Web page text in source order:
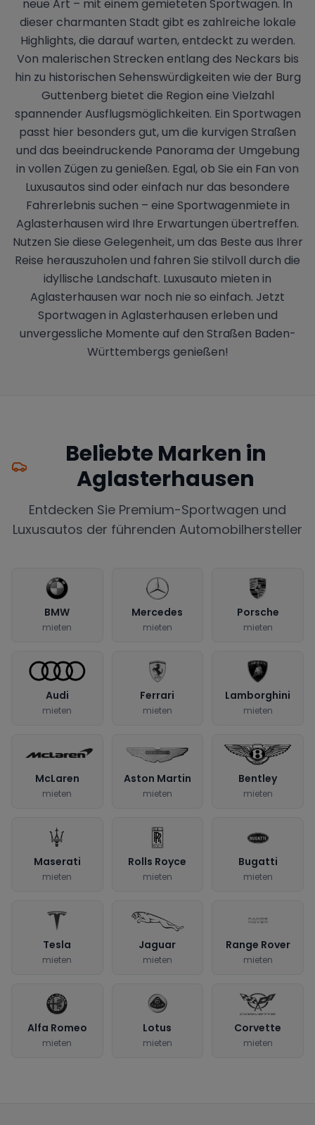
neue Art – mit einem gemieteten Sportwagen. In
dieser charmanten Stadt gibt es zahlreiche lokale
Highlights, die darauf warten, entdeckt zu werden.
Von malerischen Strecken entlang des Neckars bis
hin zu historischen Sehenswürdigkeiten wie der Burg
Guttenberg bietet die Region eine Vielzahl
spannender Ausflugsmöglichkeiten. Ein Sportwagen
passt hier besonders gut, um die kurvigen Straßen
und das beeindruckende Panorama der Umgebung
in vollen Zügen zu genießen. Egal, ob Sie ein Fan von
Luxusautos sind oder einfach nur das besondere
Fahrerlebnis suchen – eine Sportwagenmiete in
Aglasterhausen wird Ihre Erwartungen übertreffen.
Nutzen Sie diese Gelegenheit, um das Beste aus Ihrer
Reise herauszuholen und fahren Sie stilvoll durch die
idyllische Landschaft. Luxusauto mieten in
Aglasterhausen war noch nie so einfach. Jetzt
Sportwagen in Aglasterhausen erleben und
unvergessliche Momente auf den Straßen Baden-
Württembergs genießen!
Beliebte Marken in
Aglasterhausen
Entdecken Sie Premium-Sportwagen und
Luxusautos der führenden Automobilhersteller
BMW
mieten
Mercedes
mieten
Porsche
mieten
Audi
mieten
Ferrari
mieten
Lamborghini
mieten
McLaren
mieten
Aston Martin
mieten
Bentley
mieten
Maserati
mieten
Rolls Royce
mieten
Bugatti
mieten
Tesla
mieten
Jaguar
mieten
Range Rover
mieten
Alfa Romeo
mieten
Lotus
mieten
Corvette
mieten